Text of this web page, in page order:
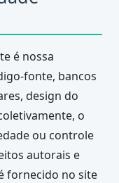
é nossa
fonte, bancos
design do
o
ou controle
autorais e
fornecido no site